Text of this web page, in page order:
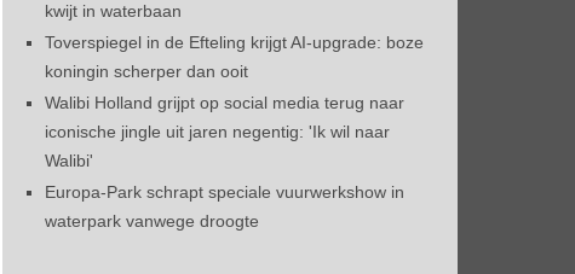
kwijt in waterbaan
Toverspiegel in de Efteling krijgt AI-upgrade: boze
koningin scherper dan ooit
Walibi Holland grijpt op social media terug naar
iconische jingle uit jaren negentig: 'Ik wil naar
Walibi'
Europa-Park schrapt speciale vuurwerkshow in
waterpark vanwege droogte